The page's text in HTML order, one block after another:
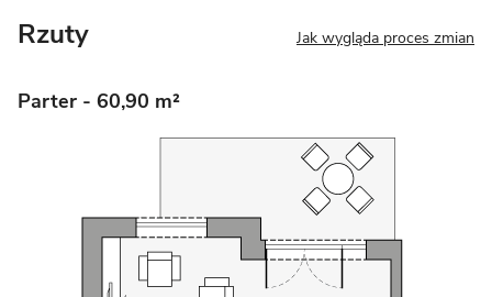
Rzuty Jak wygląda proces zmian
Parter - 60,90 m²